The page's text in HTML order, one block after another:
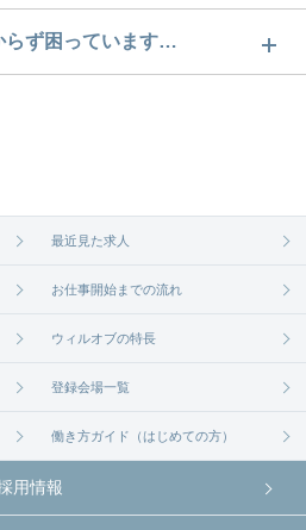
件です。どのような求人があ
てください。
らず困っています…
から
最近見た求人
お仕事開始までの流れ
ウィルオブの特長
登録会場一覧
働き方ガイド（はじめての方）
用情報